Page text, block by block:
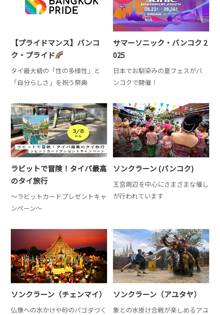
【プライドマンス】バンコ
ク・プライド
タイ最大級の「性の多様性」と
「自分らしさ」を祝う祭典
サマーソニック・バンコク 2
025
日本でお馴染みの夏フェスがバ
ンコクで開催！
ラビットで冒険！タイパ最高
のタイ旅行
～ラビットカードプレゼントキャ
ンペーン～
ソンクラーン (バンコク)
王宮周辺を中心にさまざまな催し
が行われています
ソンクラーン（チェンマイ）
仏像への水かけや砂のパゴダづく
ソンクラーン（アユタヤ）
象との水掛け合戦が楽しめるアユ